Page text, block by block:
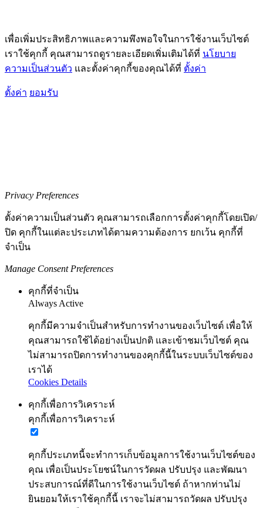
เพื่อเพิ่มประสิทธิภาพและความพึงพอใจในการใช้งานเว็บไซต์
เราใช้คุกกี้ คุณสามารถดูรายละเอียดเพิ่มเติมได้ที่ นโยบาย
ความเป็นส่วนตัว และตั้งค่าคุกกี้ของคุณได้ที่ ตั้งค่า
ตั้งค่า ยอมรับ
Privacy Preferences
ตั้งค่าความเป็นส่วนตัว คุณสามารถเลือกการตั้งค่าคุกกี้โดยเปิด/
ปิด คุกกี้ในแต่ละประเภทได้ตามความต้องการ ยกเว้น คุกกี้ที่
จำเป็น
Manage Consent Preferences
คุกกี้ที่จำเป็น
Always Active
คุกกี้มีความจำเป็นสำหรับการทำงานของเว็บไซต์ เพื่อให้
คุณสามารถใช้ได้อย่างเป็นปกติ และเข้าชมเว็บไซต์ คุณ
ไม่สามารถปิดการทำงานของคุกกี้นี้ในระบบเว็บไซต์ของ
เราได้
Cookies Details
คุกกี้เพื่อการวิเคราะห์
คุกกี้เพื่อการวิเคราะห์
คุกกี้ประเภทนี้จะทำการเก็บข้อมูลการใช้งานเว็บไซต์ของ
คุณ เพื่อเป็นประโยชน์ในการวัดผล ปรับปรุง และพัฒนา
ประสบการณ์ที่ดีในการใช้งานเว็บไซต์ ถ้าหากท่านไม่
ยินยอมให้เราใช้คุกกี้นี้ เราจะไม่สามารถวัดผล ปรับปรุง